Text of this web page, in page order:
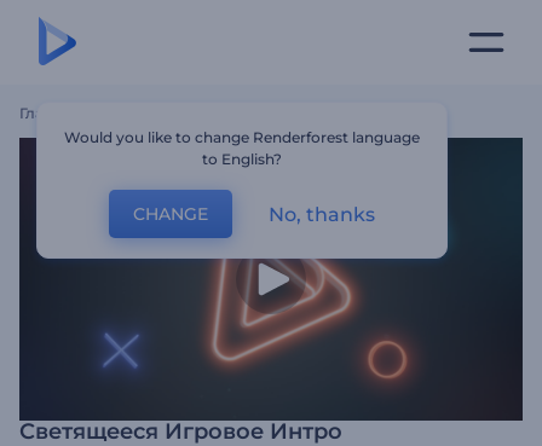
Главная
Светящееся Игровое Интро
Would you like to change Renderforest language
to English?
CHANGE No, thanks